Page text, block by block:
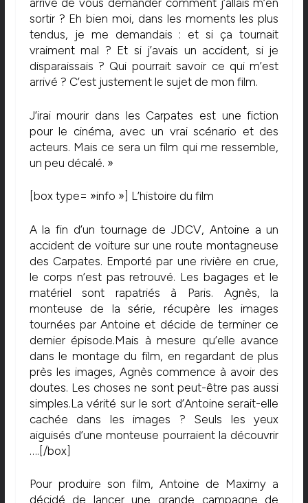
arrivé de vous demander comment j’allais m’en
sortir ? Eh bien moi, dans les moments les plus
tendus, je me demandais : et si ça tournait
vraiment mal ? Et si j’avais un accident, si je
disparaissais ? Qui pourrait savoir ce qui m’est
arrivé ? C’est justement le sujet de mon film.
J’irai mourir dans les Carpates est une fiction
pour le cinéma, avec un vrai scénario et des
acteurs. Mais ce sera un film qui me ressemble,
un peu décalé. »
[box type= »info »] L’histoire du film
A la fin d’un tournage de JDCV, Antoine a un
accident de voiture sur une route montagneuse
des Carpates. Emporté par une rivière en crue,
le corps n’est pas retrouvé. Les bagages et le
matériel sont rapatriés à Paris. Agnès, la
monteuse de la série, récupère les images
tournées par Antoine et décide de terminer ce
dernier épisode.Mais à mesure qu’elle avance
dans le montage du film, en regardant de plus
près les images, Agnès commence à avoir des
doutes. Les choses ne sont peut-être pas aussi
simples.La vérité sur le sort d’Antoine serait-elle
cachée dans les images ? Seuls les yeux
aiguisés d’une monteuse pourraient la découvrir
….[/box]
Pour produire son film, Antoine de Maximy a
décidé de lancer une grande campagne de